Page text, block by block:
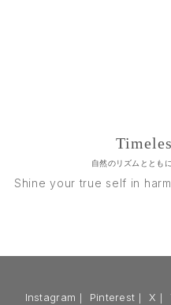
自然のリズムととも
Shine your true self in
Instagram ｜ Pinterest ｜ X ｜